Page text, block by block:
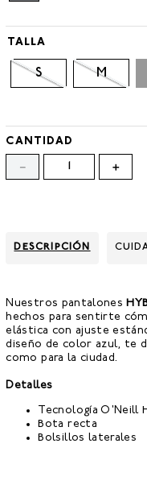
TALLA
S M
CANTIDAD
＋
－
DESCRIPCIÓN
Nuestros pantalones
hechos para sentirte
elástica con ajuste
diseño de color azul, te
como para la ciudad.
Detalles
Tecnología O'Neill
Bota recta
Bolsillos laterales